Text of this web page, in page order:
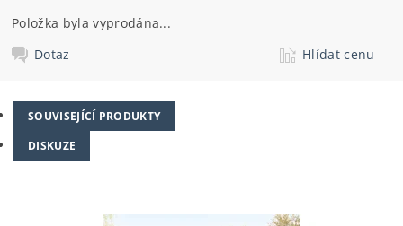
Položka byla vyprodána...
Dotaz
Hlídat cenu
SOUVISEJÍCÍ PRODUKTY
DISKUZE